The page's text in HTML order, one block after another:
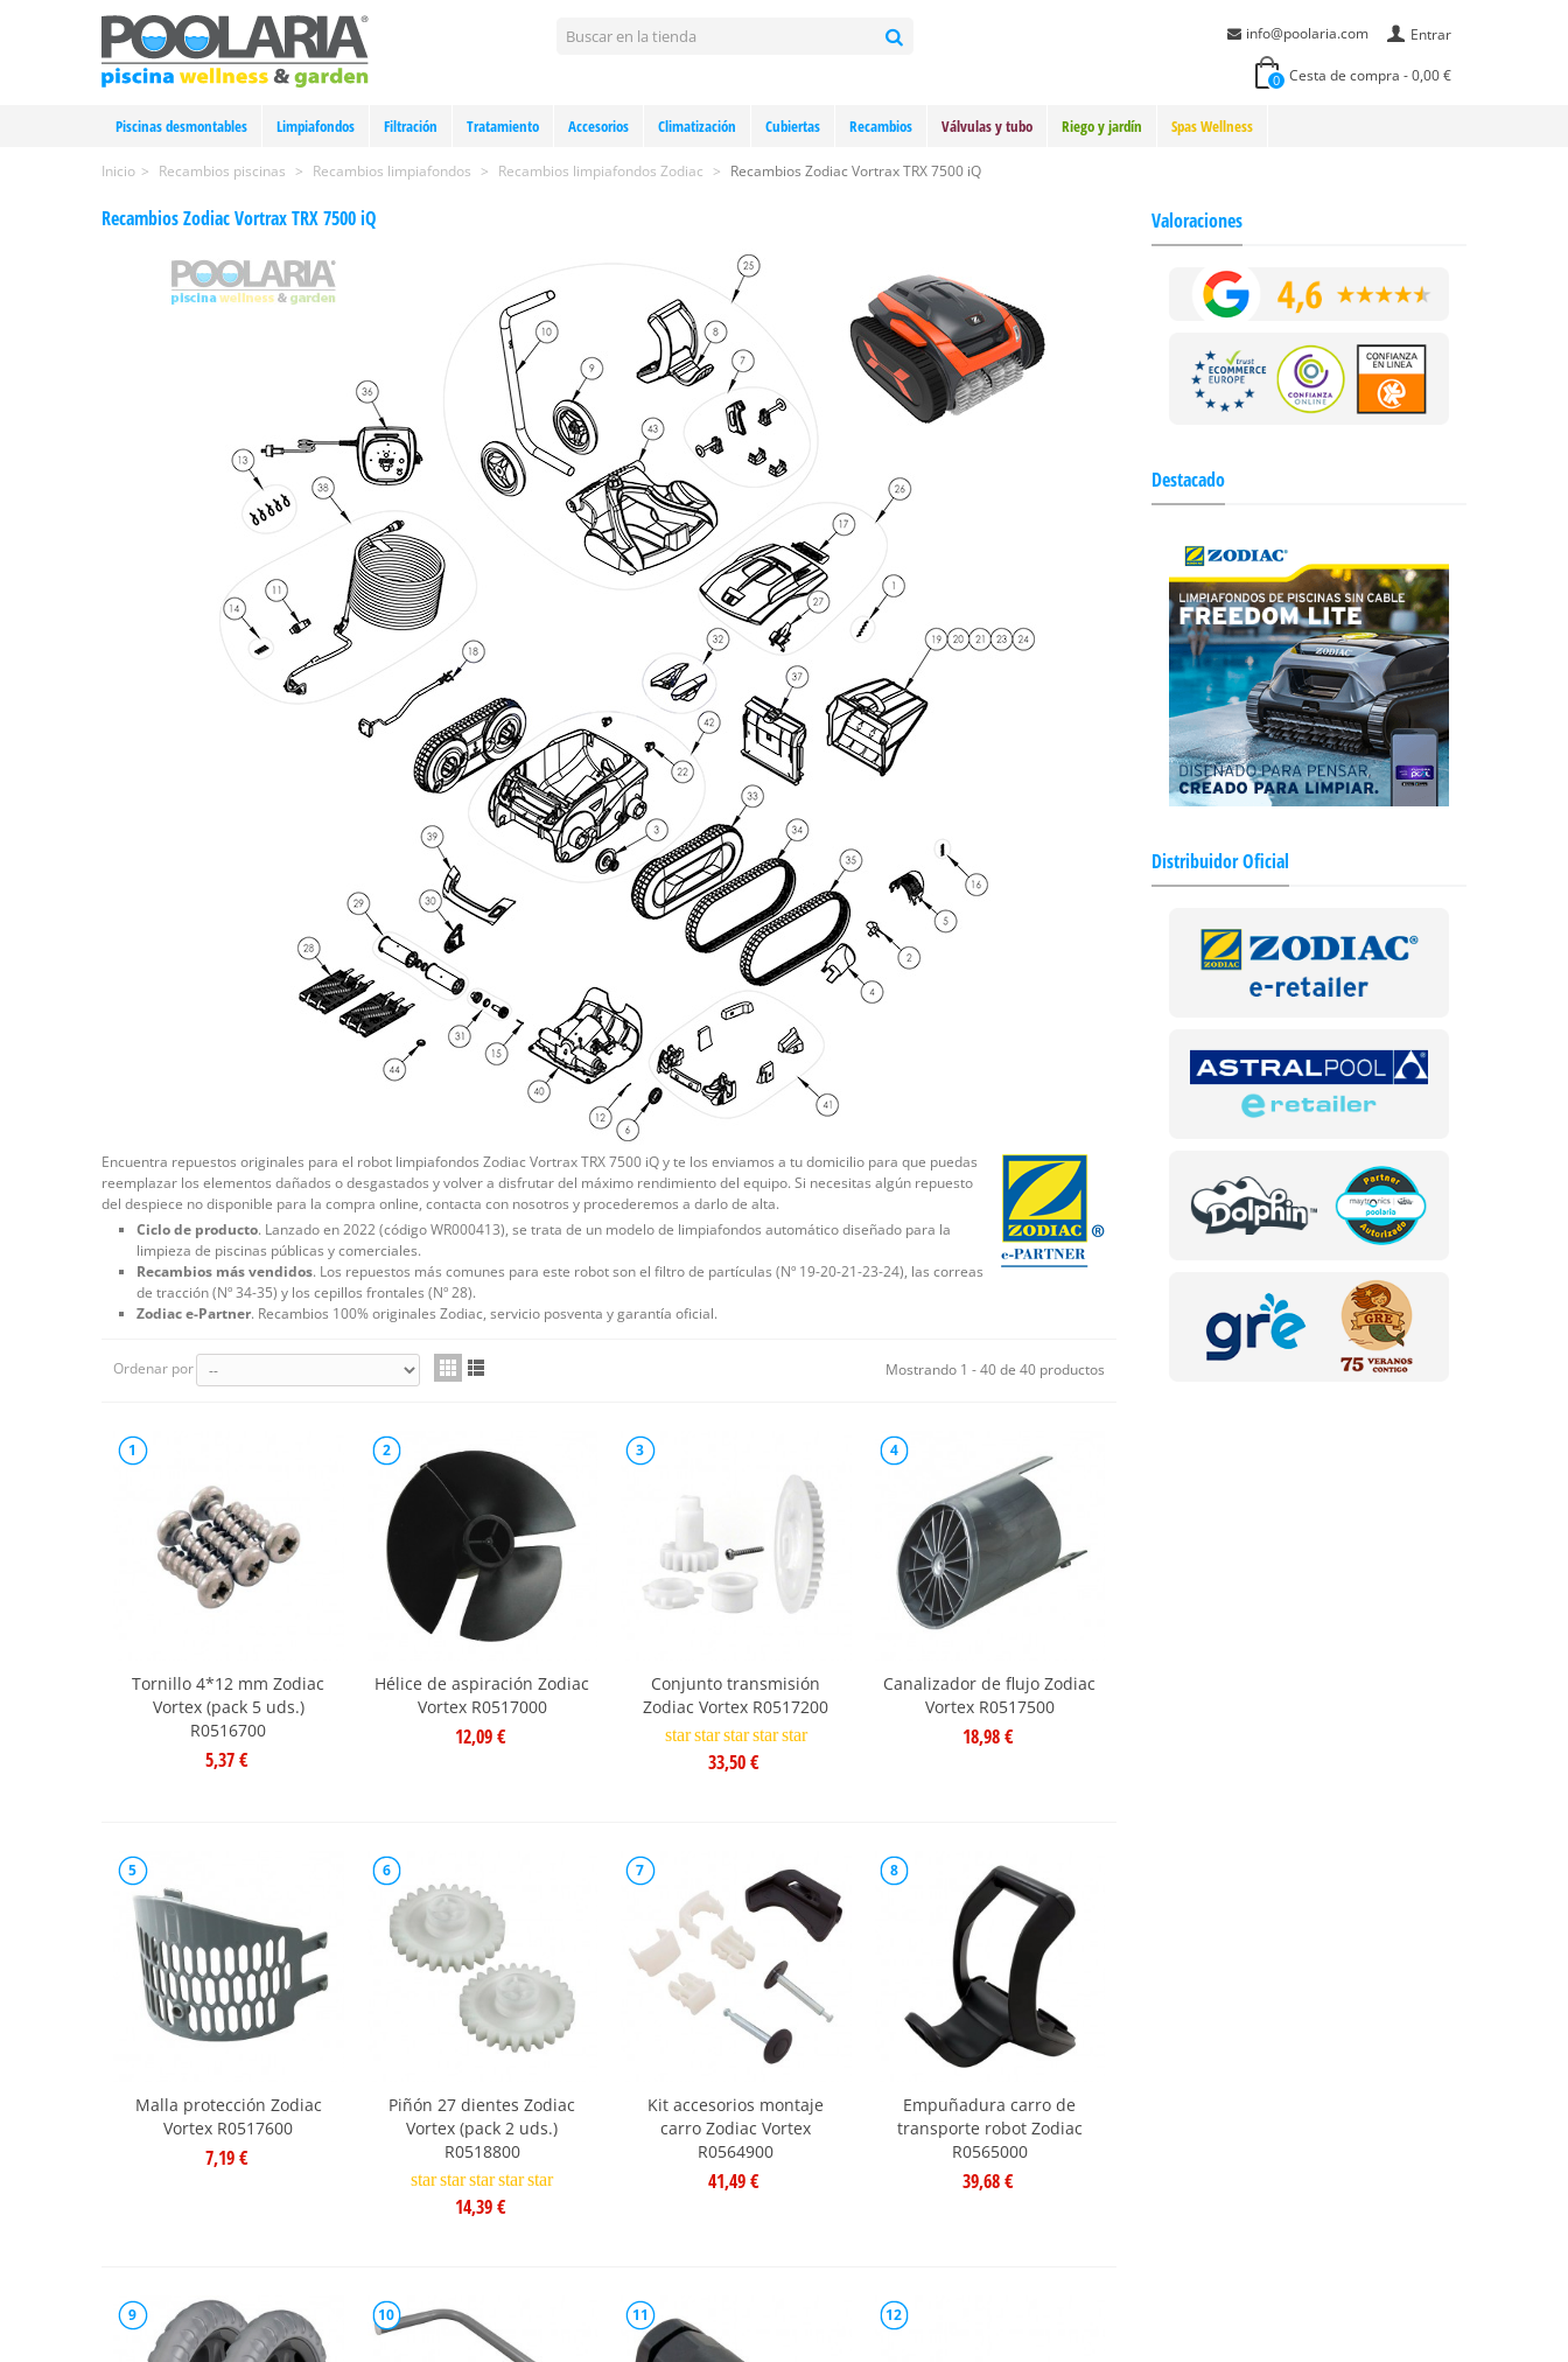
Entrar
info@poolaria.com
0 Cesta de compra -0,00 €
Piscinas desmontables Limpiafondos Filtración Tratamiento Accesorios Climatización Cubiertas Recambios Válvulas y tubo Riego y jardín Spas Wellness
Inicio > Recambios piscinas > Recambios limpiafondos > Recambios limpiafondos Zodiac > Recambios Zodiac Vortrax TRX 7500 iQ
Recambios Zodiac Vortrax TRX 7500 iQ
Encuentra repuestos originales para el robot limpiafondos Zodiac Vortrax TRX 7500 iQ y te los enviamos a tu domicilio para que puedas
reemplazar los elementos dañados o desgastados y volver a disfrutar del máximo rendimiento del equipo. Si necesitas algún repuesto
del despiece no disponible para la compra online, contacta con nosotros y procederemos a darlo de alta.
Ciclo de producto. Lanzado en 2022 (código WR000413), se trata de un modelo de limpiafondos automático diseñado para la
limpieza de piscinas públicas y comerciales.
Recambios más vendidos. Los repuestos más comunes para este robot son el filtro de partículas (Nº 19-20-21-23-24), las correas
de tracción (Nº 34-35) y los cepillos frontales (Nº 28).
Zodiac e-Partner. Recambios 100% originales Zodiac, servicio posventa y garantía oficial.
Ordenar por Mostrando 1 - 40 de 40 productos
1
Tornillo 4*12 mm Zodiac
Vortex (pack 5 uds.)
R0516700
5,37 €
2
Hélice de aspiración Zodiac
Vortex R0517000
12,09 €
3
Conjunto transmisión
Zodiac Vortex R0517200
starstarstarstarstar
33,50 €
4
Canalizador de flujo Zodiac
Vortex R0517500
18,98 €
5
Malla protección Zodiac
Vortex R0517600
7,19 €
6
Piñón 27 dientes Zodiac
Vortex (pack 2 uds.)
R0518800
starstarstarstarstar
14,39 €
7
Kit accesorios montaje
carro Zodiac Vortex
R0564900
41,49 €
8
Empuñadura carro de
transporte robot Zodiac
R0565000
39,68 €
9 10 11 12
Valoraciones
Destacado
Distribuidor Oficial